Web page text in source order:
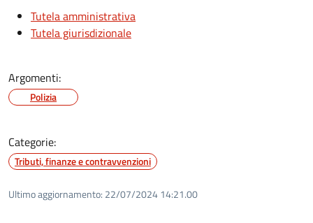
Tutela amministrativa
Tutela giurisdizionale
Argomenti:
Polizia
Categorie:
Tributi, finanze e contravvenzioni
Ultimo aggiornamento: 22/07/2024 14:21.00